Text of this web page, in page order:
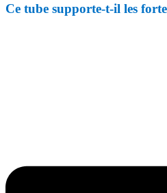
Ce tube supporte-t-il les